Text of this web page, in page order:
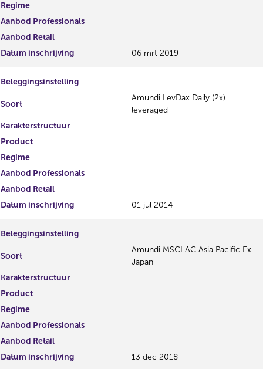
Regime
Aanbod Professionals
Aanbod Retail
Datum inschrijving
06 mrt 2019
Beleggingsinstelling
Soort
Amundi LevDax Daily (2x)
leveraged
Karakterstructuur
Product
Regime
Aanbod Professionals
Aanbod Retail
Datum inschrijving
01 jul 2014
Beleggingsinstelling
Soort
Amundi MSCI AC Asia Pacific Ex
Japan
Karakterstructuur
Product
Regime
Aanbod Professionals
Aanbod Retail
Datum inschrijving
13 dec 2018